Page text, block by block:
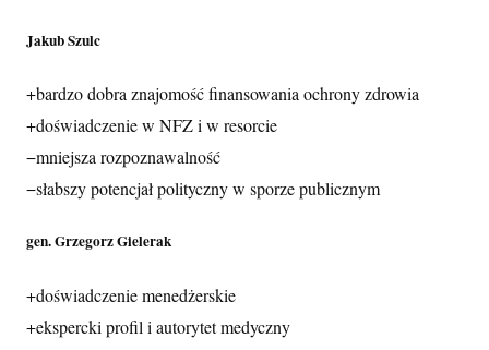
Jakub Szulc
+bardzo dobra znajomość finansowania ochrony zdrowia
+doświadczenie w NFZ i w resorcie
−mniejsza rozpoznawalność
−słabszy potencjał polityczny w sporze publicznym
gen. Grzegorz Gielerak
+doświadczenie menedżerskie
+ekspercki profil i autorytet medyczny